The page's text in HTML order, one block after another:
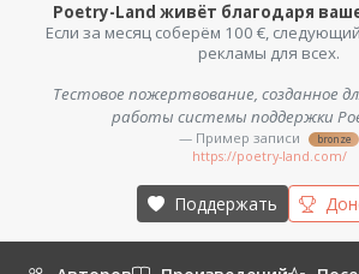
Poetry-Land живёт благодаря
Если за месяц соберём 100 €,
рекламы для всех.
Тестовое пожертвование, созданное
работы системы поддержки
— Пример записи bronze
https://poetry-land.com/
Поддержать